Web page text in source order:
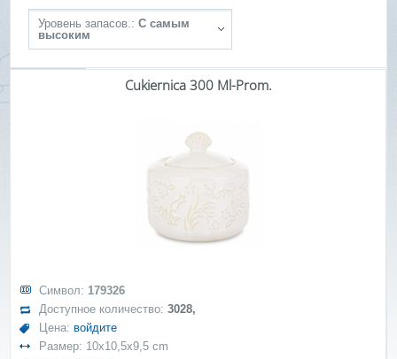
Уровень запасов.: С самым
высоким
Cukiernica 300 Ml-Prom.
Символ: 179326
Доступное количество:3028,
Цена: войдите
Размер: 10x10,5x9,5 cm